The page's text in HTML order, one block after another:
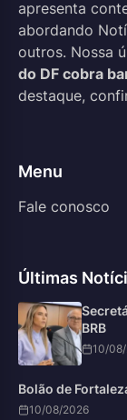
apresenta
abordando
outros. Nossa
do DF cobra
destaque,
Menu
Fale conosco
Últimas
BRB
10/
Bolão de
10/08/2026